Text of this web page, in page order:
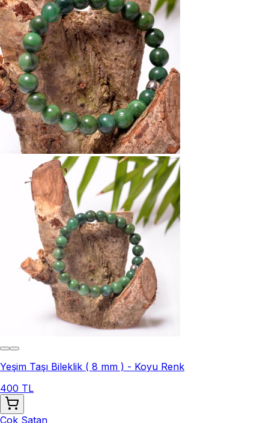
Yeşim Taşı Bileklik ( 8 mm ) - Koyu Renk
400 TL
Çok Satan